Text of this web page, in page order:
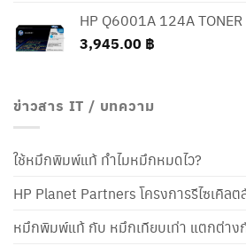
HP Q6001A 124A TONER
3,945.00 ฿
ข่าวสาร IT / บทความ
ใช้หมึกพิมพ์แท้ ทำไมหมึกหมดไว?
HP Planet Partners โครงการรีไซเคิล
หมึกพิมพ์แท้ กับ หมึกเทียบเท่า แตกต่าง